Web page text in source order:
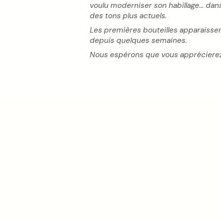
voulu moderniser son habillage...
des tons plus actuels.
Les premières bouteilles
depuis quelques semaines.
Nous espérons que vous